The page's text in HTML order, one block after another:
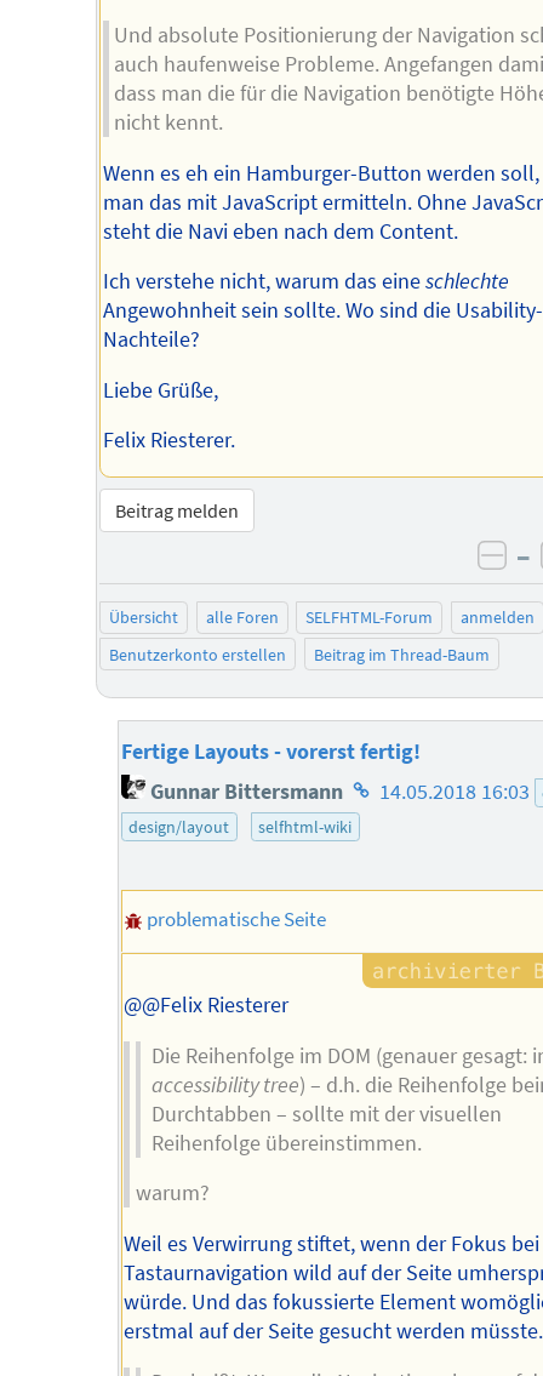
Und absolute Positionierung der Navigation
auch haufenweise Probleme. Angefangen
dass man die für die Navigation benötigte
nicht kennt.
Wenn es eh ein Hamburger-Button werden
man das mit JavaScript ermitteln. Ohne
steht die Navi eben nach dem Content.
Ich verstehe nicht, warum das eineschlechte
Angewohnheit sein sollte. Wo sind die Usability-
Nachteile?
Liebe Grüße,
Felix Riesterer.
Beitrag melden
–
Übersicht alle Foren SELFHTML-Forum
anmelden
Benutzerkonto erstellen
Beitrag im Thread-Baum
Fertige Layouts - vorerst fertig!
Gunnar Bittersmann Homepage
des
14.05.2018 16:03
design/layout
selfhtml-wiki
problematische Seite
@@Felix Riesterer
Die Reihenfolge im DOM (genauer gesagt:
accessibility tree) – d.h. die Reihenfolge
Durchtabben – sollte mit der visuellen
Reihenfolge übereinstimmen.
warum?
Weil es Verwirrung stiftet, wenn der Fokus bei
Tastaurnavigation wild auf der Seite
würde. Und das fokussierte Element
erstmal auf der Seite gesucht werden müsste.